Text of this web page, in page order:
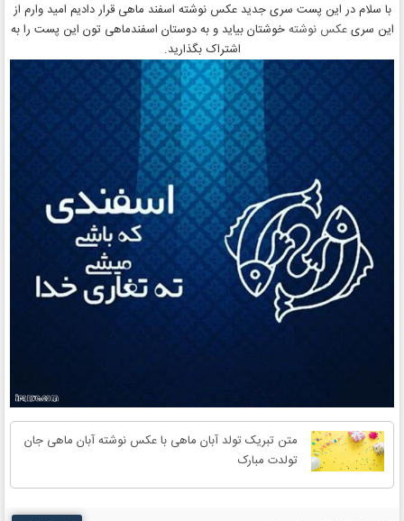
با سلام در این پست سری جدید عکس نوشته اسفند ماهی قرار دادیم امید وارم از
این سریعکس نوشته خوشتان بیاید و به دوستان اسفندماهی تون این پست را به
اشتراک بگذارید.
متن تبریک تولد آبان ماهی با عکس نوشته آبان ماهی جان
تولدت مبارک